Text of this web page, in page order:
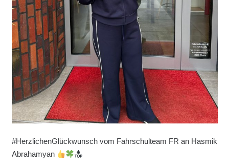
#HerzlichenGlückwunsch vom Fahrschulteam FR an Hasmik
Abrahamyan